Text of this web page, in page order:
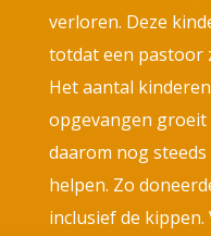
verloren. Deze
totdat een pastoor
Het aantal
opgevangen
daarom nog
helpen. Zo
inclusief de